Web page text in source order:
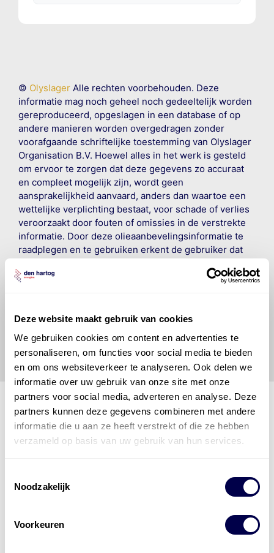
Deze website maakt gebruik van cookies
We gebruiken cookies om content en advertenties te
personaliseren, om functies voor social media te bieden
en om ons websiteverkeer te analyseren. Ook delen we
informatie over uw gebruik van onze site met onze
partners voor social media, adverteren en analyse. Deze
partners kunnen deze gegevens combineren met andere
informatie die u aan ze heeft verstrekt of die ze hebben
verzameld op basis van uw gebruik van hun services.
Noodzakelijk
Voorkeuren
© OlyslagerAlle rechten voorbehouden. Deze
informatie mag noch geheel noch gedeeltelijk worden
gereproduceerd, opgeslagen in een database of op
andere manieren worden overgedragen zonder
voorafgaande schriftelijke toestemming van Olyslager
Organisation B.V. Hoewel alles in het werk is gesteld
om ervoor te zorgen dat deze gegevens zo accuraat
en compleet mogelijk zijn, wordt geen
aansprakelijkheid aanvaard, anders dan waartoe een
wettelijke verplichting bestaat, voor schade of verlies
veroorzaakt door fouten of omissies in de verstrekte
informatie. Door deze olieaanbevelingsinformatie te
raadplegen en te gebruiken erkent de gebruiker dat
om de vereiste onderhoudswerkzaamheden op een
Energiesvoor enig verlies, letsel, claim en schade
onjuist gebruik van de gepubliceerde gegevens.
Den Hartog Energies
vier divisies